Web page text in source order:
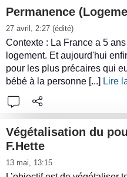
m
e
d
e
l
a
p
a
x
(
F
d
e
p
l
e
i
n
i
r
(
F
t
o
u
r
p
o
u
r
e
s
l
é
n
o
v
a
t
i
n
d
e
s
t
r
i
b
u
t
i
o
M
e
t
d
l
a
c
o
t
i
b
u
c
o
n
t
e
n
u
e
l
a
c
Permanence
L
i
r
e
l
e
c
o
n
t
e
27 avril, 2:27 (édité)
Contexte : La France a 5
logement. Et aujourd'hui
pour les plus précaires qui
bébé à la personne [...]
Lire
Végétalisation du pourtour du square
F.Hette
L
i
13 mai, 13:15